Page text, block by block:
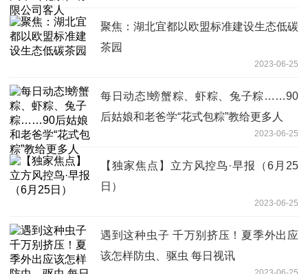
聚焦：湖北宜都以欧盟标准建设生态低碳
茶园
2023-06-25
每日动态!螃蟹粽、虾粽、兔子粽……90
后姑娘和老爸学“花式包粽”教给更多人
2023-06-25
【独家焦点】立方风控鸟·早报（6月25
日）
2023-06-25
遇到这种虫子 千万别挤压！夏季外出应
该怎样防虫、驱虫 每日视讯